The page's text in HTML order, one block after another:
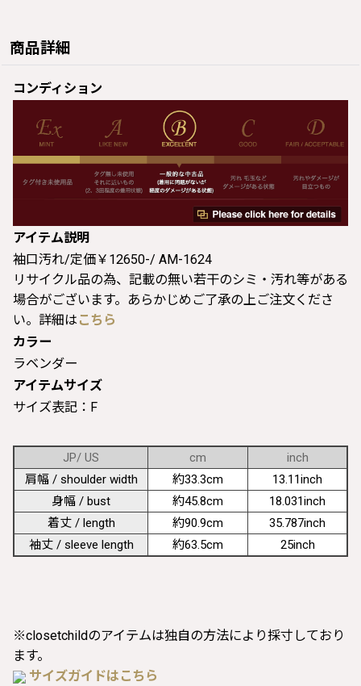
商品詳細
コンディション
アイテム説明
袖口汚れ/定価￥12650-/ AM-1624
リサイクル品の為、記載の無い若干のシミ・汚れ等がある
場合がございます。あらかじめご了承の上ご注文くださ
い。詳細は こちら
カラー
ラベンダー
アイテムサイズ
サイズ表記：F
JP/ US cm
inch
肩幅 / shoulder width
約33.3cm
13.11inch
身幅 / bust
約45.8cm
18.031inch
着丈 / length
約90.9cm
35.787inch
袖丈 / sleeve length
約63.5cm 25inch
※closetchildのアイテムは独自の方法により採寸しており
ます。
サイズガイドはこちら